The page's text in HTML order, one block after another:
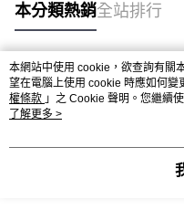
本分類熱銷全站排行
熱門標籤
本網站中使用 cookie，欲查詢有關
望在電腦上使用 cookie 時應如何變
權條款 」之 Cookie 聲明。您繼續
用條款之 Cookie 聲明使用 cookie。
了解更多 >